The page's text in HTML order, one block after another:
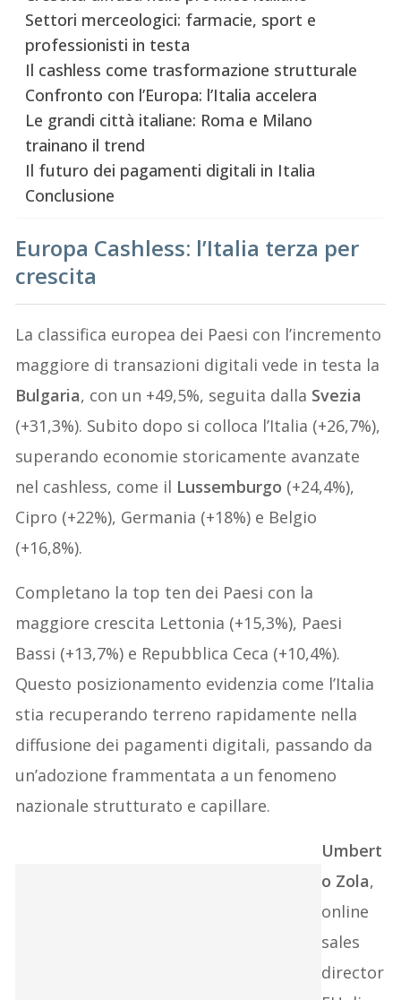
Settori merceologici: farmacie, sport e
professionisti in testa
Il cashless come trasformazione strutturale
Confronto con l’Europa: l’Italia accelera
Le grandi città italiane: Roma e Milano
trainano il trend
Il futuro dei pagamenti digitali in Italia
Conclusione
Europa Cashless: l’Italia terza per
crescita
La classifica europea dei Paesi con l’incremento
maggiore di transazioni digitali vede in testa la
Bulgaria, con un +49,5%, seguita dalla Svezia
(+31,3%). Subito dopo si colloca l’Italia (+26,7%),
superando economie storicamente avanzate
nel cashless, come il Lussemburgo (+24,4%),
Cipro (+22%), Germania (+18%) e Belgio
(+16,8%).
Completano la top ten dei Paesi con la
maggiore crescita Lettonia (+15,3%), Paesi
Bassi (+13,7%) e Repubblica Ceca (+10,4%).
Questo posizionamento evidenzia come l’Italia
stia recuperando terreno rapidamente nella
diffusione dei pagamenti digitali, passando da
un’adozione frammentata a un fenomeno
nazionale strutturato e capillare.
Umbert
o Zola,
online
sales
director